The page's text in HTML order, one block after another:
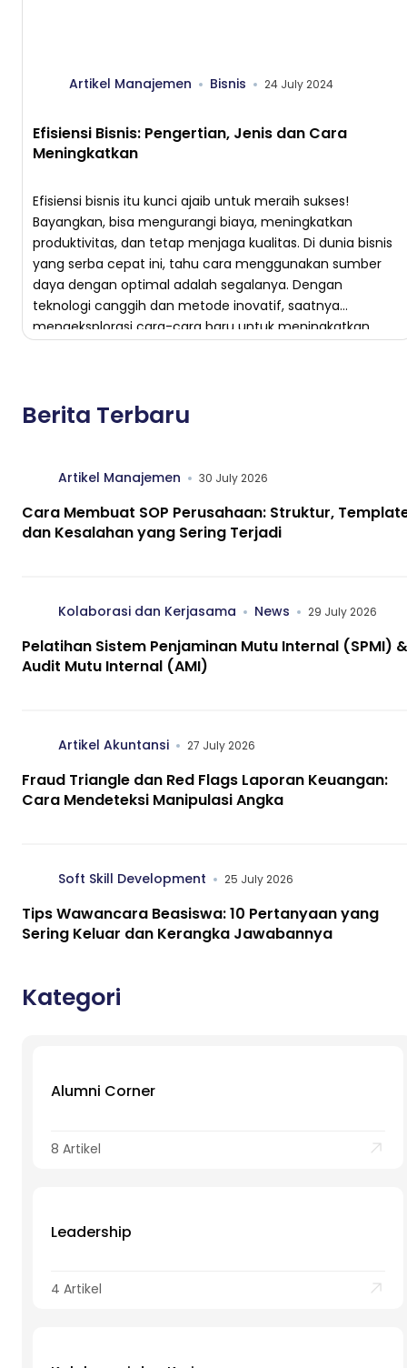
Artikel Manajemen Bisnis 24 July 2024
Efisiensi Bisnis: Pengertian, Jenis dan Cara
Meningkatkan
Efisiensi bisnis itu kunci ajaib untuk meraih sukses!
Bayangkan, bisa mengurangi biaya, meningkatkan
produktivitas, dan tetap menjaga kualitas. Di dunia bisnis
yang serba cepat ini, tahu cara menggunakan sumber
daya dengan optimal adalah segalanya. Dengan
teknologi canggih dan metode inovatif, saatnya
mengeksplorasi cara-cara baru untuk meningkatkan
Berita Terbaru
Artikel Manajemen 30 July 2026
Cara Membuat SOP Perusahaan: Struktur,
dan Kesalahan yang Sering Terjadi
Kolaborasi dan Kerjasama News 29 July 2026
Pelatihan Sistem Penjaminan Mutu Internal (SPMI) &
Audit Mutu Internal (AMI)
Artikel Akuntansi 27 July 2026
Fraud Triangle dan Red Flags Laporan Keuangan:
Cara Mendeteksi Manipulasi Angka
Soft Skill Development 25 July 2026
Tips Wawancara Beasiswa: 10 Pertanyaan yang
Sering Keluar dan Kerangka Jawabannya
Kategori
Alumni Corner
8 Artikel
Leadership
4 Artikel